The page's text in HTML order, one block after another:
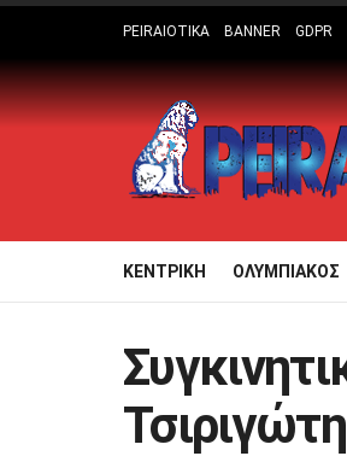
PEIRAIOTIKA BANNER GDPR
ΚΕΝΤΡΙΚΗ ΟΛΥΜΠΙΑΚΟΣ